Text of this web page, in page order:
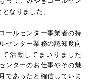
なりました。
ールセンター事業者の持
センター業務の認知度向
て活動してまいりました
ンターのお仕事やその魅
であったと確信していま